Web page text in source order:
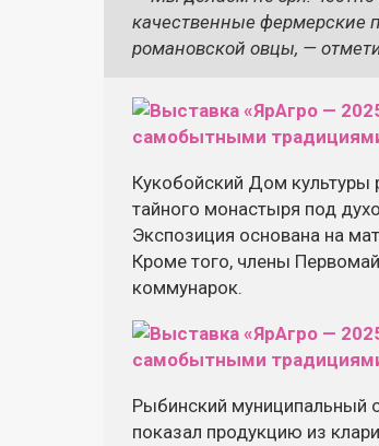
качественные фермерские
романовской овцы, —
Кукобойский Дом культуры
тайного монастыря под
Экспозиция основана на
Кроме того, члены
коммунарок.
Рыбинский муниципальный
показал продукцию из